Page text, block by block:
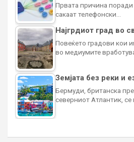
Првата причина поради
сакаат телефонски…
Најгрдиот град во
Повеќето градови кои
во медиумите
Земјата без реки и
Бермуди, британска
северниот Атлантик, се